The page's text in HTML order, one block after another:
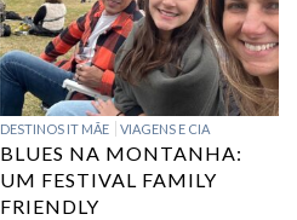
DESTINOS IT MÃE VIAGENS E CIA
BLUES NA MONTANHA:
UM FESTIVAL FAMILY
FRIENDLY